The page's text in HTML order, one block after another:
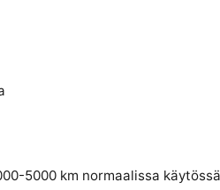
5000 km normaalissa